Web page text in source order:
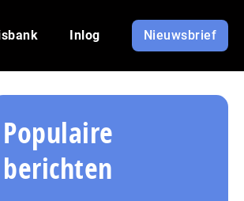
Inlog Nieuwsbrief
Populaire
berichten